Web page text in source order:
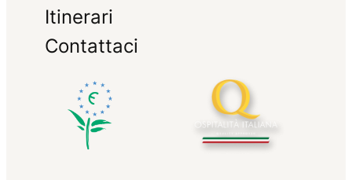
Itinerari
Contattaci